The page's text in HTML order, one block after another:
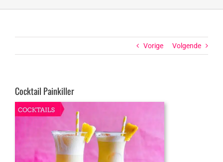
Vorige Volgende
Cocktail Painkiller